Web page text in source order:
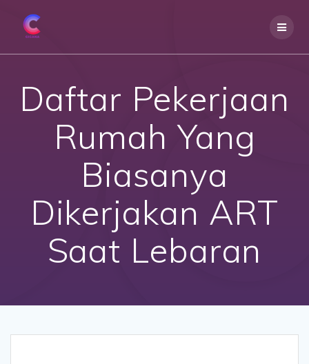
Daftar Pekerjaan
Rumah Yang
Biasanya
Dikerjakan ART
Saat Lebaran